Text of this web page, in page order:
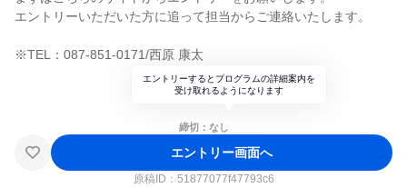
エントリーいただいた方に追って担当からご連絡いたします。
※TEL：087-851-0171/西原 康太
エントリーするとプログラムの詳細案内を
受け取れるようになります
締切：なし
エントリー画面へ
原稿ID： 51877077f47793c6